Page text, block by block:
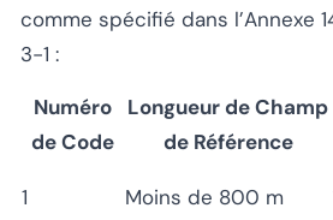
comme spécifié dans l’Annexe
3-1 :
Numéro
de Code
Longueur de Champ
de Référence
1
Moins de 800 m